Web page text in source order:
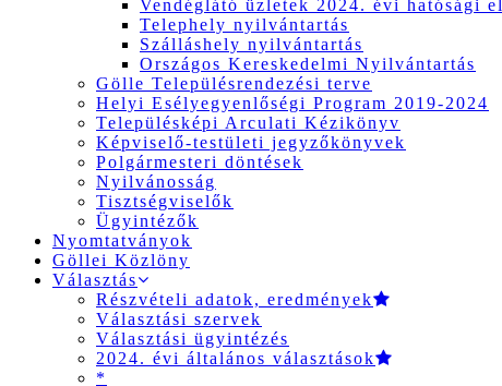
Vendéglátó üzletek 2024. évi hatósági
Telephely nyilvántartás
Szálláshely nyilvántartás
Országos Kereskedelmi Nyilvántartás
Gölle Településrendezési terve
Helyi Esélyegyenlőségi Program 2019-2024
Településképi Arculati Kézikönyv
Képviselő-testületi jegyzőkönyvek
Polgármesteri döntések
Nyilvánosság
Tisztségviselők
Ügyintézők
Nyomtatványok
Göllei Közlöny
Választás
Részvételi adatok, eredmények
Választási szervek
Választási ügyintézés
2024. évi általános választások
*